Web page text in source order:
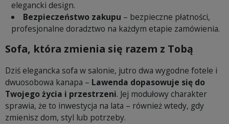
elegancki design.
Bezpieczeństwo zakupu – bezpieczne płatności,
profesjonalne doradztwo na każdym etapie zamówienia.
Sofa, która zmienia się razem z Tobą
Dziś elegancka sofa w salonie, jutro dwa wygodne fotele i
dwuosobowa kanapa – Lawenda dopasowuje się do
Twojego życia i przestrzeni. Jej modułowy charakter
sprawia, że to inwestycja na lata – również wtedy, gdy
zmienisz dom, styl lub potrzeby.